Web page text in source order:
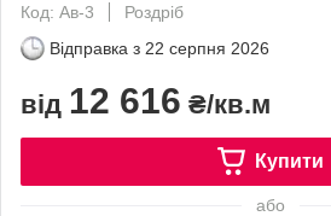
Код: Ав-3
Роздріб
Відправка з 22 серпня 2026
від 12 616 ₴/кв.м
Купити
або